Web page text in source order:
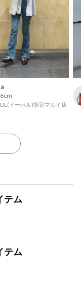
イーボル)新宿マルイ店
テム
テム